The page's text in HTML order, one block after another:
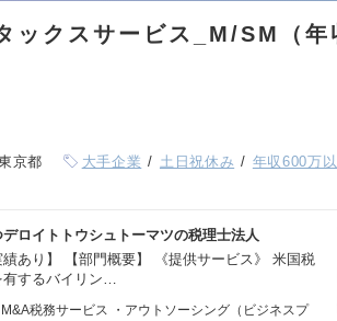
ックスサービス_M/SM（年
京都 大手企業 土日祝休み 年収600万
ロイトトウシュトーマツの税理士法人
績あり】 【部門概要】 《提供サービス》 米国税
するバイリン…
M&A税務サービス ・アウトソーシング（ビジネスプ